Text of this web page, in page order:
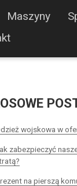
Maszyny
wojskowa w
zabezpieczyć
na pierszą